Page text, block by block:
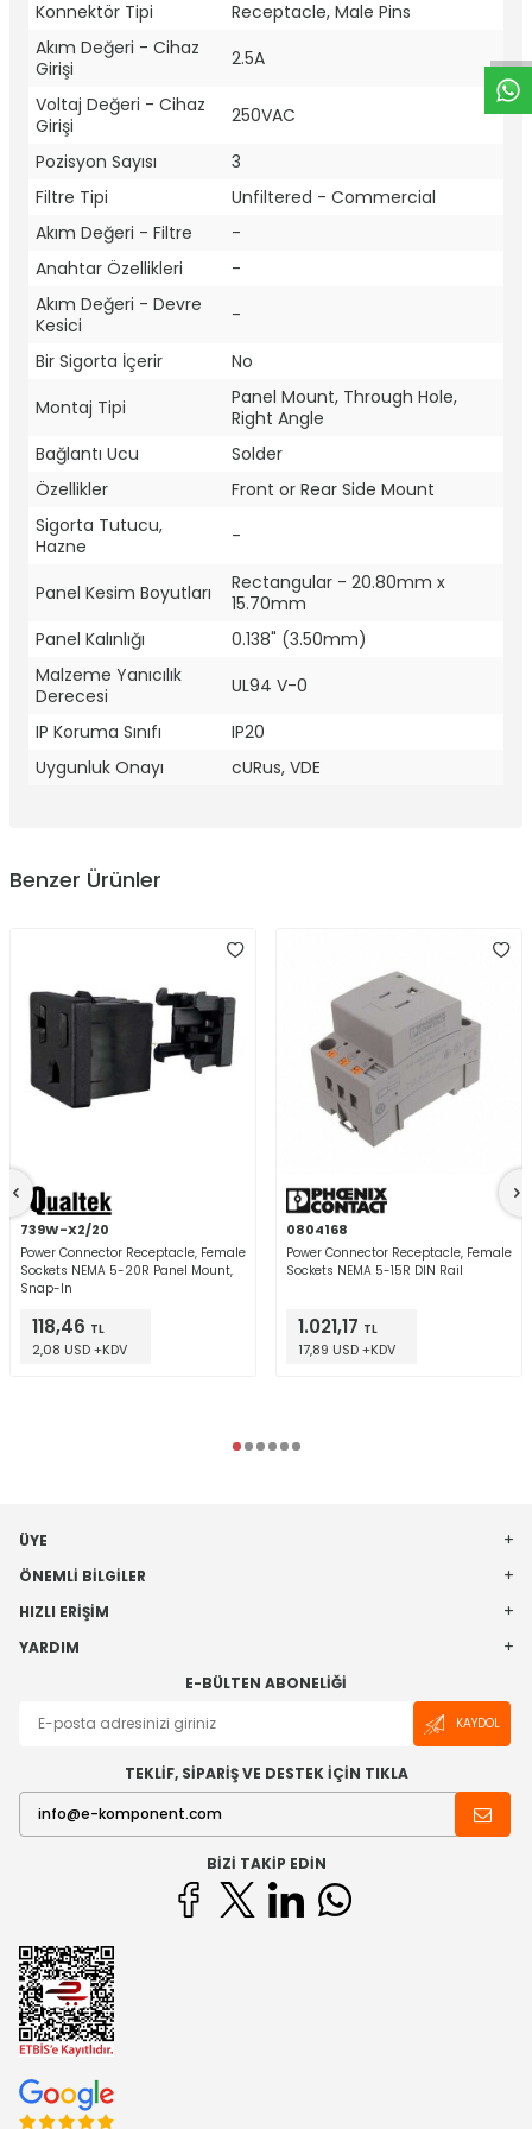
Konnektör Tipi
Receptacle, Male Pins
Akım Değeri - Cihaz
Girişi
2.5A
Voltaj Değeri - Cihaz
Girişi
250VAC
Pozisyon Sayısı
3
Filtre Tipi
Unfiltered - Commercial
Akım Değeri - Filtre
-
Anahtar Özellikleri
-
Akım Değeri - Devre
Kesici
-
Bir Sigorta İçerir
No
Montaj Tipi
Panel Mount, Through Hole,
Right Angle
Bağlantı Ucu
Solder
Özellikler
Front or Rear Side Mount
Sigorta Tutucu,
Hazne
-
Panel Kesim Boyutları
Rectangular - 20.80mm x
15.70mm
Panel Kalınlığı
0.138" (3.50mm)
Malzeme Yanıcılık
Derecesi
UL94 V-0
IP Koruma Sınıfı
IP20
Uygunluk Onayı
cURus, VDE
Benzer Ürünler
739W-X2/20
Power Connector Receptacle, Female
Sockets NEMA 5-20R Panel Mount,
Snap-In
118,46 TL
2,08 USD +KDV
0804168
Power Connector Receptacle, Female
Sockets NEMA 5-15R DIN Rail
1.021,17 TL
17,89 USD +KDV
ÜYE
ÖNEMLI BILGILER
HIZLI ERIŞIM
YARDIM
E-BÜLTEN ABONELIĞI
KAYDOL
TEKLİF, SİPARİŞ VE DESTEK İÇİN TIKLA
BIZI TAKIP EDIN